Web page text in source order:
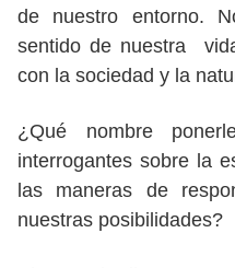
de nuestro entorno.
sentido de nuestra
con la sociedad y la
¿Qué nombre
interrogantes sobre la
las maneras de
nuestras posibilidades?